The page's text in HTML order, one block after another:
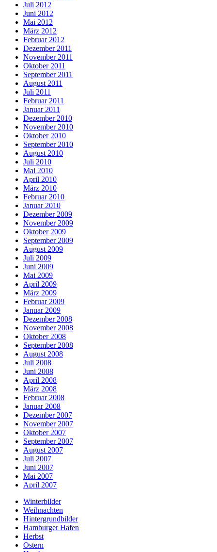
Juli 2012
Juni 2012
Mai 2012
März 2012
Februar 2012
Dezember 2011
November 2011
Oktober 2011
September 2011
August 2011
Juli 2011
Februar 2011
Januar 2011
Dezember 2010
November 2010
Oktober 2010
September 2010
August 2010
Juli 2010
Mai 2010
April 2010
März 2010
Februar 2010
Januar 2010
Dezember 2009
November 2009
Oktober 2009
September 2009
August 2009
Juli 2009
Juni 2009
Mai 2009
April 2009
März 2009
Februar 2009
Januar 2009
Dezember 2008
November 2008
Oktober 2008
September 2008
August 2008
Juli 2008
Juni 2008
April 2008
März 2008
Februar 2008
Januar 2008
Dezember 2007
November 2007
Oktober 2007
September 2007
August 2007
Juli 2007
Juni 2007
Mai 2007
April 2007
Winterbilder
Weihnachten
Hintergrundbilder
Hamburger Hafen
Herbst
Ostern